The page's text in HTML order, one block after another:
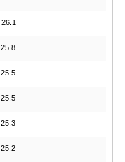
26.1
25.8
25.5
25.5
25.3
25.2